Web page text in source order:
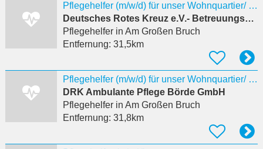
Pflegehelfer (m/w/d) für unser Wohnquartier/ unsere Tagespflege Stadtmühle in Oschersleben
Deutsches Rotes Kreuz e.V.- Betreuungszentrum 'Am Wiesenpark'
Pflegehelferin Am Großen Bruch
Entfernung: 31,5km
Pflegehelfer (m/w/d) für unser Wohnquartier/ unsere Tagespflege Stadtmühle in Oschersleben
DRK Ambulante Pflege Börde GmbH
Pflegehelferin Am Großen Bruch
Entfernung: 31,8km